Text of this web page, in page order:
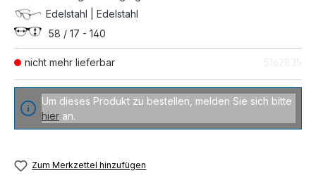
nicht mehr lieferbar
Edelstahl | Edelstahl
58 / 17 - 140
Um dieses Produkt zu bestellen, melden Sie sich bitte
hier an.
Zum Merkzettel hinzufügen